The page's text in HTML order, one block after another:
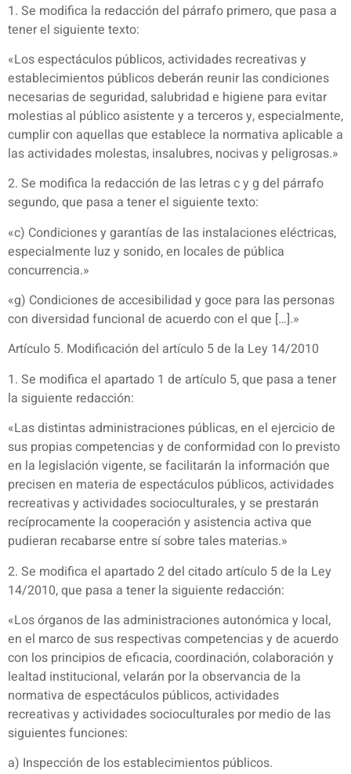
1. Se modifica la redacción del párrafo primero, que pasa a
tener el siguiente texto:
«Los espectáculos públicos, actividades recreativas y
establecimientos públicos deberán reunir las condiciones
necesarias de seguridad, salubridad e higiene para evitar
molestias al público asistente y a terceros y, especialmente,
cumplir con aquellas que establece la normativa aplicable a
las actividades molestas, insalubres, nocivas y peligrosas.»
2. Se modifica la redacción de las letras c y g del párrafo
segundo, que pasa a tener el siguiente texto:
«c) Condiciones y garantías de las instalaciones eléctricas,
especialmente luz y sonido, en locales de pública
concurrencia.»
«g) Condiciones de accesibilidad y goce para las personas
con diversidad funcional de acuerdo con el que […].»
Artículo 5. Modificación del artículo 5 de la Ley 14/2010
1. Se modifica el apartado 1 de artículo 5, que pasa a tener
la siguiente redacción:
«Las distintas administraciones públicas, en el ejercicio de
sus propias competencias y de conformidad con lo previsto
en la legislación vigente, se facilitarán la información que
precisen en materia de espectáculos públicos, actividades
recreativas y actividades socioculturales, y se prestarán
recíprocamente la cooperación y asistencia activa que
pudieran recabarse entre sí sobre tales materias.»
2. Se modifica el apartado 2 del citado artículo 5 de la Ley
14/2010, que pasa a tener la siguiente redacción:
«Los órganos de las administraciones autonómica y local,
en el marco de sus respectivas competencias y de acuerdo
con los principios de eficacia, coordinación, colaboración y
lealtad institucional, velarán por la observancia de la
normativa de espectáculos públicos, actividades
recreativas y actividades socioculturales por medio de las
siguientes funciones:
a) Inspección de los establecimientos públicos.